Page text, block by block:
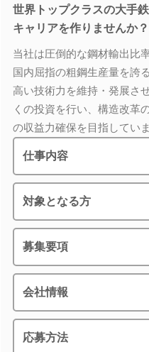
世界トップクラスの大手
キャリアを作りませんか？
当社は圧倒的な鋼材輸出比
国内屈指の粗鋼生産量を誇
高い技術力を維持・発展さ
くの投資を行い、構造改革
の収益力確保を目指していま
仕事内容
対象となる方
募集要項
会社情報
応募方法